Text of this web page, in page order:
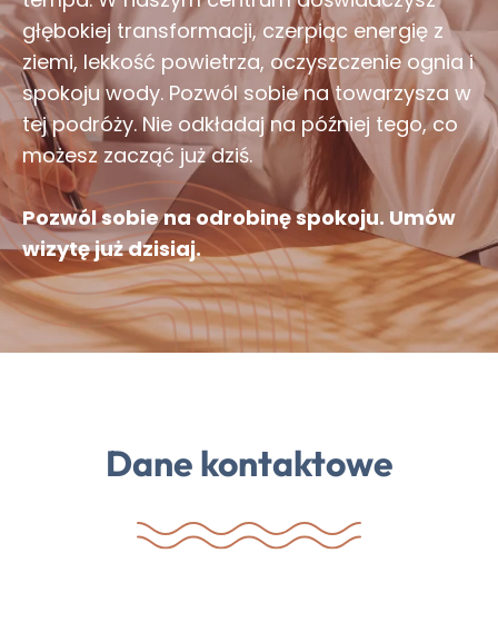
głębokiej transformacji, czerpiąc energię z
ziemi, lekkość powietrza, oczyszczenie ognia i
spokoju wody. Pozwól sobie na towarzysza w
tej podróży. Nie odkładaj na później tego, co
możesz zacząć już dziś.
Pozwól sobie na odrobinę spokoju. Umów
wizytę już dzisiaj.
Dane kontaktowe